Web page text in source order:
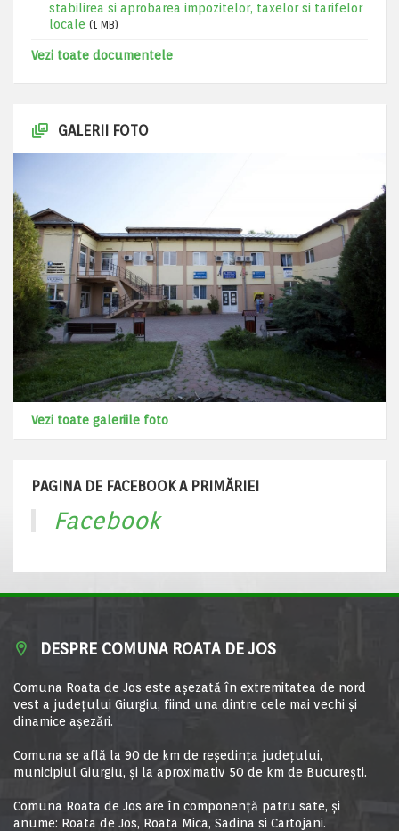
stabilirea si aprobarea impozitelor, taxelor si tarifelor
locale (1 MB)
Vezi toate documentele
GALERII FOTO
Vezi toate galeriile foto
PAGINA DE FACEBOOK A PRIMĂRIEI
Facebook
DESPRE COMUNA ROATA DE JOS
Comuna Roata de Jos este aşezată în extremitatea de nord
vest a judeţului Giurgiu, fiind una dintre cele mai vechi şi
dinamice aşezări.
Comuna se află la 90 de km de reşedinţa judeţului,
municipiul Giurgiu, şi la aproximativ 50 de km de Bucureşti.
Comuna Roata de Jos are în componență patru sate, și
anume: Roata de Jos, Roata Mica, Sadina si Cartojani.